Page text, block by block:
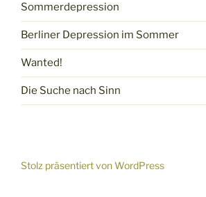
Sommerdepression
Berliner Depression im Sommer
Wanted!
Die Suche nach Sinn
Stolz präsentiert von WordPress